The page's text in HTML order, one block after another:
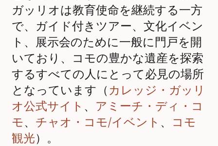
ガッリオは教育使命を継続する一方
で、ガイド付きツアー、文化イベン
ト、展示会のために一般に門戸を開
いており、コモの豊かな遺産を探索
するすべての人にとって必見の場所
となっています（カレッジ・ガッリ
オ公式サイト 、 アミーチ・ディ・コ
モ、 チャオ・コモ/イベント 、 コモ
観光）。